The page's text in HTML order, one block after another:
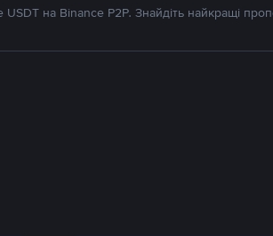
на Binance P2P. Знайдіть найкращі